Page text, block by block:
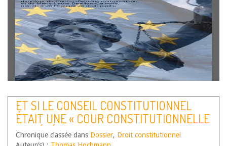
ET SI LE CONSEIL CONSTITUTIONNEL
ÉTAIT UNE « COUR CONSTITUTIONNELLE
DE RÉFÉRENCE » ?
Chronique classée dans Dossier, Droit constitutionnel